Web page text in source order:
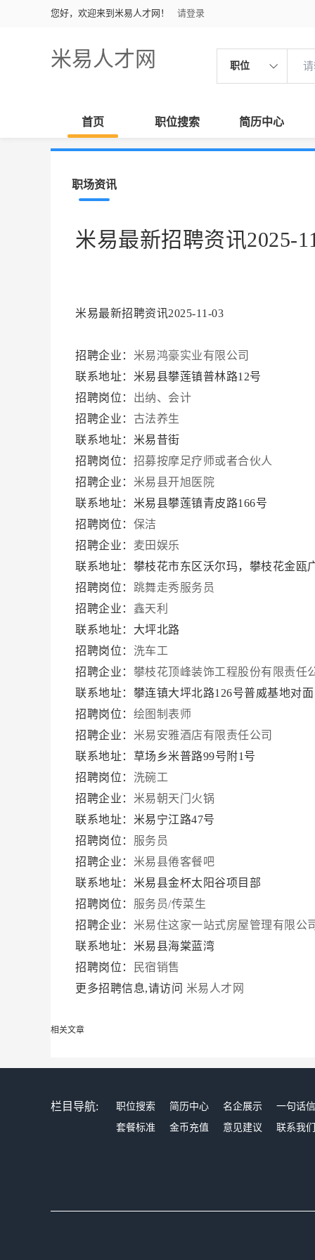
您好，欢迎来到米易人才网！ 请登录
米易人才网 职位
首页 职位搜索 简历中心
职场资讯
米易最新招聘资讯2025-
米易最新招聘资讯2025-11-03
招聘企业： 米易鸿豪实业有限公司
联系地址：米易县攀莲镇普林路12号
招聘岗位： 出纳、会计
招聘企业： 古法养生
联系地址：米易昔街
招聘岗位： 招募按摩足疗师或者合伙人
招聘企业： 米易县开旭医院
联系地址：米易县攀莲镇青皮路166号
招聘岗位： 保洁
招聘企业： 麦田娱乐
联系地址：攀枝花市东区沃尔玛，攀枝花金瓯
招聘岗位： 跳舞走秀服务员
招聘企业： 鑫天利
联系地址：大坪北路
招聘岗位： 洗车工
招聘企业： 攀枝花顶峰装饰工程股份有限责任
联系地址：攀连镇大坪北路126号普威基地对面
招聘岗位： 绘图制表师
招聘企业： 米易安雅酒店有限责任公司
联系地址：草场乡米普路99号附1号
招聘岗位： 洗碗工
招聘企业： 米易朝天门火锅
联系地址：米易宁江路47号
招聘岗位： 服务员
招聘企业： 米易县倦客餐吧
联系地址：米易县金杯太阳谷项目部
招聘岗位： 服务员/传菜生
招聘企业： 米易住这家一站式房屋管理有限公
联系地址：米易县海棠蓝湾
招聘岗位：
民宿销售
更多招聘信息,请访问 米易人才网
相关文章
栏目导航: 职位搜索 简历中心 名企展示
一句话
套餐标准
金币充值 意见建议 联系我们